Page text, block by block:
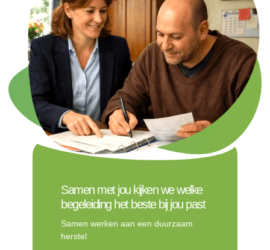
Samen met jou kijken we welke
begeleiding het beste bij jou past
Samen werken aan een duurzaam
herstel